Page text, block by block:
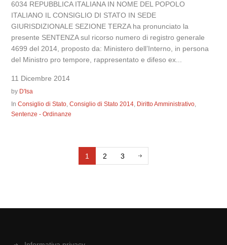
6034 REPUBBLICA ITALIANA IN NOME DEL POPOLO
ITALIANO IL CONSIGLIO DI STATO IN SEDE
GIURISDIZIONALE SEZIONE TERZA ha pronunciato la
presente SENTENZA sul ricorso numero di registro generale
4699 del 2014, proposto da: Ministero dell’Interno, in persona
del Ministro pro tempore, rappresentato e difeso ex...
11 Dicembre 2014
by D'Isa
InConsiglio di Stato,Consiglio di Stato 2014, Diritto Amministrativo,
Sentenze - Ordinanze
1 2 3